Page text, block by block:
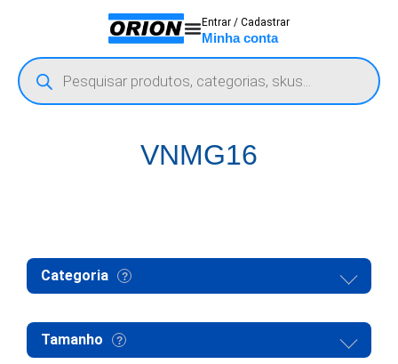
Entrar / Cadastrar
Minha conta
VNMG16
Categoria
Tamanho